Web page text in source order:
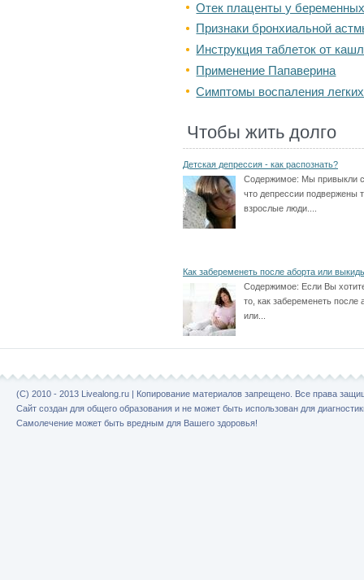
Отек плаценты у
Признаки бронхиальной
Инструкция таблеток от
Применение Папаверина
Симптомы воспаления
Чтобы жить долго
Детская депрессия - как распознать?
Содержимое: Мы привыкли
что депрессии подвержены
взрослые люди....
Как забеременеть после аборта или
Содержимое: Если Вы
то, как забеременеть после
или...
(C) 2010 - 2013 Livealong.ru | Копирование материалов запрещено. Все права
Сайт создан для общего образования и не может быть использован для
Самолечение может быть вредным для Вашего здоровья!